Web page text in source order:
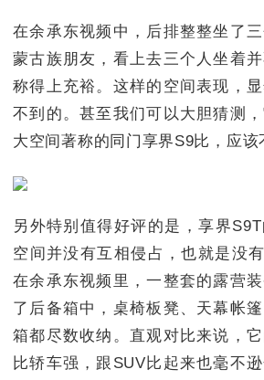
在余承东视频中，后排整整坐了
蒙古族朋友，看上去三个人坐着
称得上充裕。这样的空间表现，
不到的。甚至我们可以大胆猜测
大空间著称的同门享界S9比，应该
另外特别值得好评的是，享界
空间并没有互相侵占，也就是没有
在余承东视频里，一整套的露营
了后备箱中，桌椅板凳、天幕帐
箱都尽数收纳。直观对比来说，
比轿车强，跟SUV比起来也毫不